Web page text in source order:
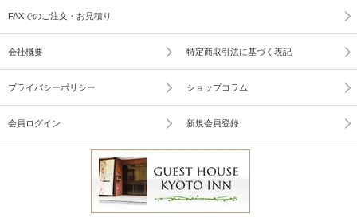
FAXでのご注文・お見積り
会社概要 特定商取引法に基づく表記
プライバシーポリシー ショップコラム
会員ログイン 新規会員登録